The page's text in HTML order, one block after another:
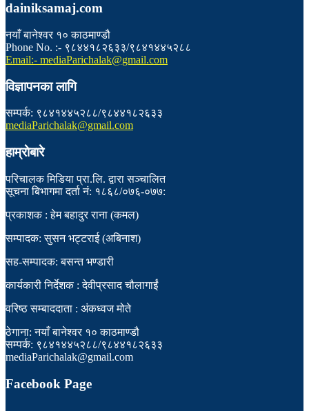
dainiksamaj.com
नयाँ बानेश्वर १० काठमाण्डौ
Phone No. :- ९८४४१८२६३३/९८४१४४५२८८
Email:- mediaParichalak@gmail.com
विज्ञापनका लागि
सम्पर्क: ९८४१४४५२८८/९८४४१८२६३३
mediaParichalak@gmail.com
हाम्राेबारे
परिचालक मिडिया प्रा.लि. द्वारा सञ्चालित
सूचना बिभागमा दर्ता नं: १८६८/०७६-०७७:
प्रकाशक : हेम बहादुर राना (कमल)
सम्पादक: सुसन भट्टराई (अबिनाश)
सह-सम्पादक: बसन्त भण्डारी
कार्यकारी निर्देशक : देवीप्रसाद चौलागाईं
वरिष्ठ सम्बाददाता : अंकध्वज मोते
ठेगाना: नयाँ बानेश्वर १० काठमाण्डौ
सम्पर्क: ९८४१४४५२८८/९८४४१८२६३३
mediaParichalak@gmail.com
Facebook Page